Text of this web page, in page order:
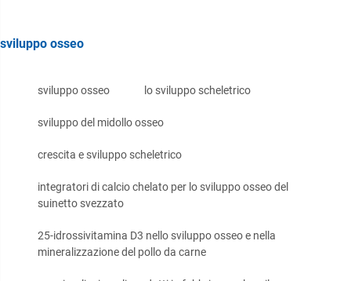
sviluppo osseo
sviluppo osseo lo sviluppo scheletrico
sviluppo del midollo osseo
crescita e sviluppo scheletrico
integratori di calcio chelato per lo sviluppo osseo del
suinetto svezzato
25-idrossivitamina D3 nello sviluppo osseo e nella
mineralizzazione del pollo da carne